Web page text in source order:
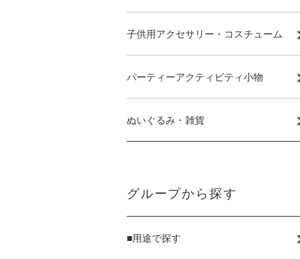
子供用アクセサリー・コスチューム
パーティーアクティビティ小物
ぬいぐるみ・雑貨
グループから探す
■用途で探す